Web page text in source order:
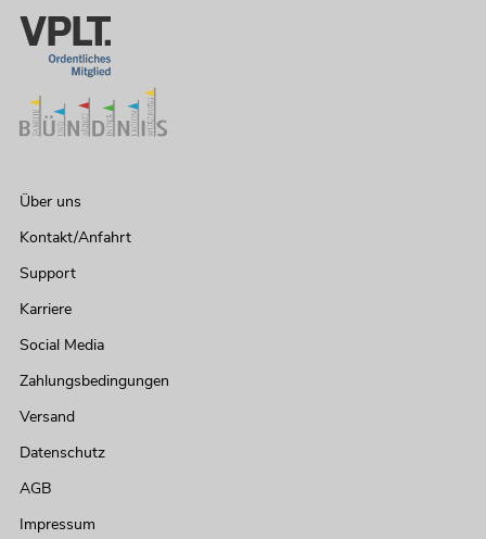
Über uns
Kontakt/Anfahrt
Support
Karriere
Social Media
Zahlungsbedingungen
Versand
Datenschutz
AGB
Impressum